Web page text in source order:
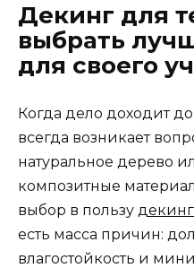
Декинг для
выбрать
для своего
Когда дело доходит
всегда возникает
натуральное дерево
композитные
выбор в пользу
есть масса причин:
влагостойкость и